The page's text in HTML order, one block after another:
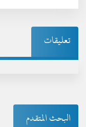
تعليقات
البحث المتقدم